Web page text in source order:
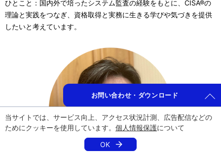
当サイトでは、サービス向上、アクセス状況計測、広告配信などの
ためにクッキーを使用しています。 個人情報保護について
OK
ひとこと：国内外で培ったシステム監査の経験をもとに、CISA®の
理論と実践をつなぎ、資格取得と実務に生きる学びや気づきを提供
したいと考えています。
お問い合わせ・ダウンロード